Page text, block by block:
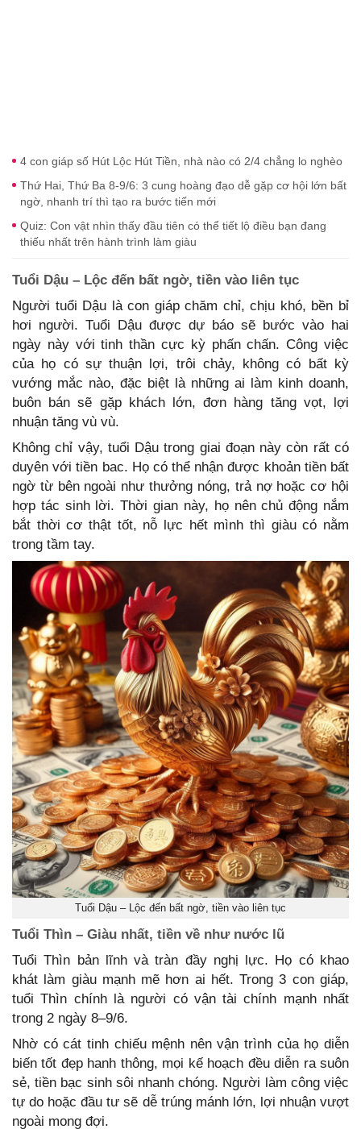
4 con giáp số Hút Lộc Hút Tiền, nhà nào có 2/4 chẳng lo nghèo
Thứ Hai, Thứ Ba 8-9/6: 3 cung hoàng đạo dễ gặp cơ hội lớn bất
ngờ, nhanh trí thì tạo ra bước tiến mới
Quiz: Con vật nhìn thấy đầu tiên có thể tiết lộ điều bạn đang
thiếu nhất trên hành trình làm giàu
Tuổi Dậu – Lộc đến bất ngờ, tiền vào liên tục
Người tuổi Dậu là con giáp chăm chỉ, chịu khó, bền bỉ
hơi người. Tuổi Dậu được dự báo sẽ bước vào hai
ngày này với tinh thần cực kỳ phấn chấn. Công việc
của họ có sự thuận lợi, trôi chảy, không có bất kỳ
vướng mắc nào, đặc biệt là những ai làm kinh doanh,
buôn bán sẽ gặp khách lớn, đơn hàng tăng vọt, lợi
nhuận tăng vù vù.
Không chỉ vậy, tuổi Dậu trong giai đoạn này còn rất có
duyên với tiền bac. Họ có thể nhận được khoản tiền bất
ngờ từ bên ngoài như thưởng nóng, trả nợ hoặc cơ hội
hợp tác sinh lời. Thời gian này, họ nên chủ động nắm
bắt thời cơ thật tốt, nỗ lực hết mình thì giàu có nằm
trong tầm tay.
Tuổi Dậu – Lộc đến bất ngờ, tiền vào liên tục
Tuổi Thìn – Giàu nhất, tiền về như nước lũ
Tuổi Thìn bản lĩnh và tràn đầy nghị lực. Họ có khao
khát làm giàu mạnh mẽ hơn ai hết. Trong 3 con giáp,
tuổi Thìn chính là người có vận tài chính mạnh nhất
trong 2 ngày 8–9/6.
Nhờ có cát tinh chiếu mệnh nên vận trình của họ diễn
biến tốt đẹp hanh thông, mọi kế hoạch đều diễn ra suôn
sẻ, tiền bạc sinh sôi nhanh chóng. Người làm công việc
tự do hoặc đầu tư sẽ dễ trúng mánh lớn, lợi nhuận vượt
ngoài mong đợi.